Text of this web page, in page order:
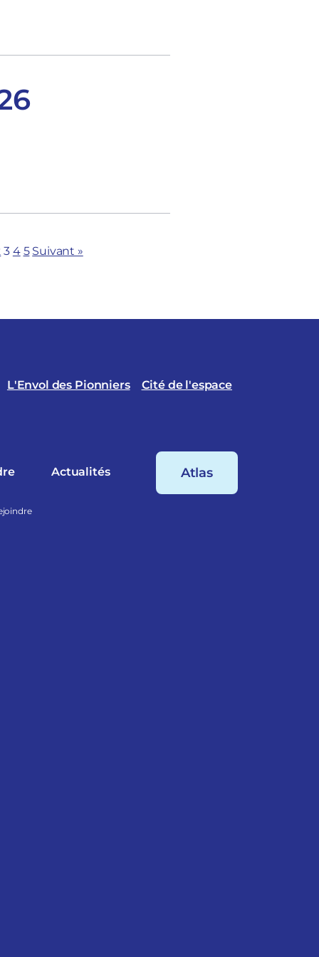
3 4 5 Suivant »
L'Envol des Pionniers Cité de l'espace
Actualités Atlas